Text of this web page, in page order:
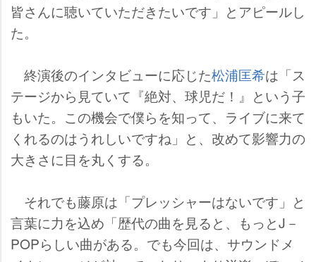
皆さんに聴いていただきたいです」とアピールし
た。
終演後のインタビューに応じた松浦匡希は「ス
テージから見ていて『絶対、球児だ！』という子
もいた。この機会で僕らを知って、ライブに来て
くれるのはうれしいですね」と、改めて影響力の
大きさに目を丸くする。
それでも藤原は「プレッシャーはないです」と
言葉に力を込め「歴代の曲を見ると、もっとJ－
POPらしい曲がある。でも今回は、サウンドメ